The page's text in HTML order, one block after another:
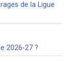
de la Ligue
2026-27 ?